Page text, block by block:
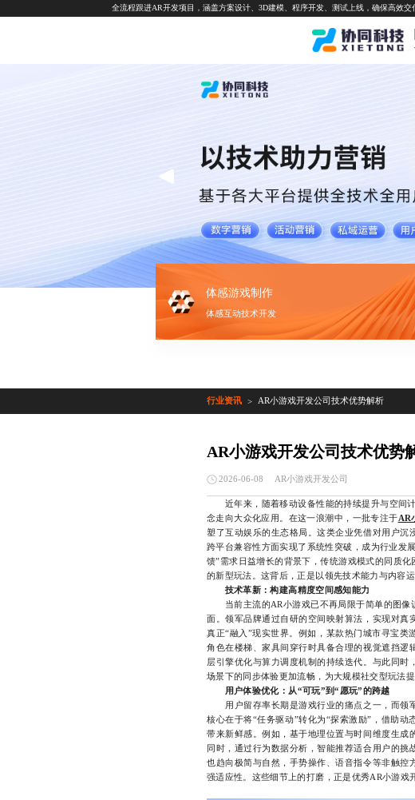
全流程跟进AR开发项目，涵盖方案设计、3D建模、程序开发、测试上线，确保高效交
体感游戏制作
体感互动技术开发
行业资讯 > AR小游戏开发公司技术优势解析
AR小游戏开发公司技术优势
2026-06-08 AR小游戏开发公司
近年来，随着移动设备性能的持续提升与空间
念走向大众化应用。在这一浪潮中，一批专注于AR
塑了互动娱乐的生态格局。这类企业凭借对用户沉
跨平台兼容性方面实现了系统性突破，成为行业发
馈”需求日益增长的背景下，传统游戏模式的同质
的新型玩法。这背后，正是以领先技术能力与内容
技术革新：构建高精度空间感知能力
当前主流的AR小游戏已不再局限于简单的图像
面。领军品牌通过自研的空间映射算法，实现对真
真正“融入”现实世界。例如，某款热门城市寻宝
角色在楼梯、家具间穿行时具备合理的视觉遮挡逻
层引擎优化与算力调度机制的持续迭代。与此同时
场景下的同步体验更加流畅，为大规模社交型玩法提
用户体验优化：从“可玩”到“愿玩”的跨越
用户留存率长期是游戏行业的痛点之一，而领
核心在于将“任务驱动”转化为“探索激励”，借助
带来新鲜感。例如，基于地理位置与时间维度生成
同时，通过行为数据分析，智能推荐适合用户的挑
也趋向极简与自然，手势操作、语音指令等非触控
强适应性。这些细节上的打磨，正是优秀AR小游戏